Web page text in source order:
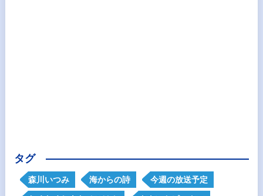
タグ
森川いつみ 海からの詩 今週の放送予定